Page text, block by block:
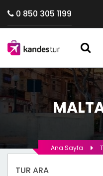
0 850 305 1199
Ana Sayfa
TUR ARA